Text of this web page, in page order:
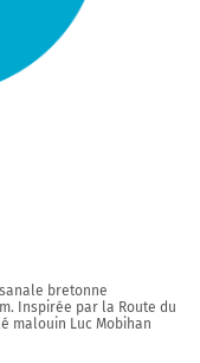
bretonne
Inspirée par la Route du
malouin Luc Mobihan